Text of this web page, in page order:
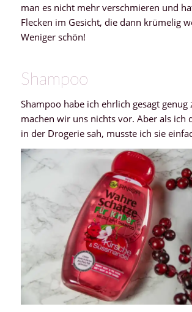
man es nicht mehr verschmieren und
Flecken im Gesicht, die dann krümelig
Weniger schön!
Shampoo
Shampoo habe ich ehrlich gesagt genug
machen wir uns nichts vor. Aber als ich
in der Drogerie sah, musste ich sie